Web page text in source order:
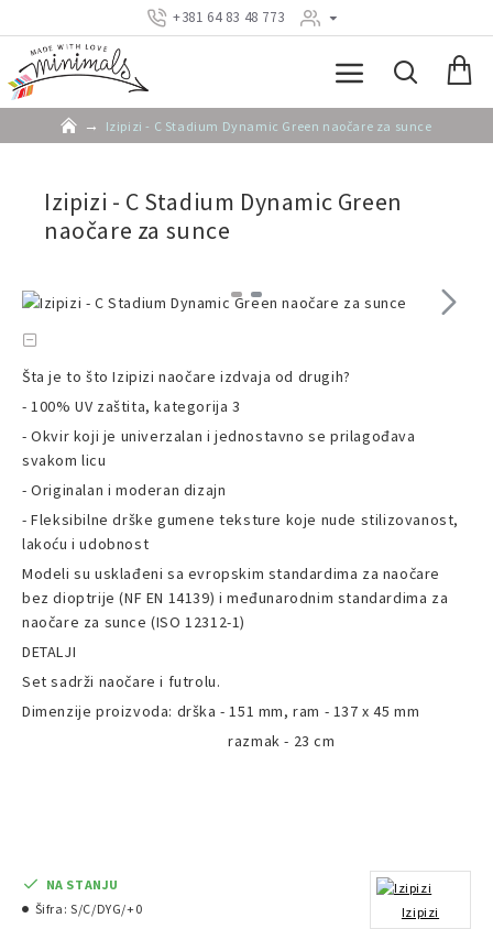
+381 64 83 48 773
Izipizi - C Stadium Dynamic Green naočare za sunce
Izipizi - C Stadium Dynamic Green
naočare za sunce
Šta je to što Izipizi naočare izdvaja od drugih?
- 100% UV zaštita, kategorija 3
- Okvir koji je univerzalan i jednostavno se prilagođava
svakom licu
-Originalan i moderan dizajn
- Fleksibilne drške gumene teksture koje nude stilizovanost,
lakoću i udobnost
Modeli su usklađeni sa evropskim standardima za naočare
bez dioptrije (NF EN 14139) i međunarodnim standardima za
naočare za sunce (ISO 12312-1)
DETALJI
Set sadrži naočare i futrolu.
Dimenzije proizvoda: drška - 151 mm, ram - 137 x 45 mm
razmak - 23 cm
NA STANJU
Šifra: S/C/DYG/+0 Izipizi